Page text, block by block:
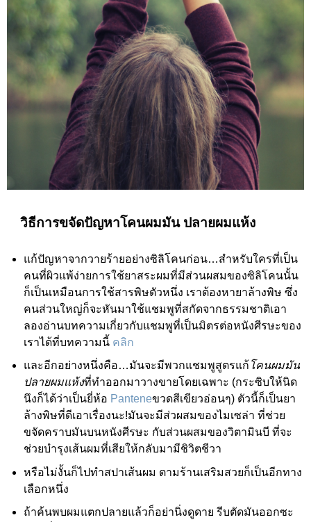
วิธีการขจัดปัญหาโคนผมมัน ปลายผมแห้ง
แก้ปัญหาจากวายร้ายอย่างซิลิโคนก่อน…สำหรับใครที่เป็น
คนที่ผิวแพ้ง่ายการใช้ยาสระผมที่มีส่วนผสมของซิลิโคนนั้น
ก็เป็นเหมือนการใช้สารพิษตัวหนึ่ง เราต้องหายาล้างพิษ ซึ่ง
คนส่วนใหญ่ก็จะหันมาใช้แชมพูที่สกัดจากธรรมชาติเอา
ลองอ่านบทความเกี่ยวกับแชมพูที่เป็นมิตรต่อหนังศีรษะของ
เราได้ที่บทความนี้ คลิก
และอีกอย่างหนึ่งคือ…มันจะมีพวกแชมพูสูตรแก้ โคนผมมัน
ปลายผมแห้งที่ทำออกมาวางขายโดยเฉพาะ (กระซิบให้นิด
นึงก็ได้ว่าเป็นยี่ห้อ Panteneขวดสีเขียวอ่อนๆ) ตัวนี้ก็เป็นยา
ล้างพิษที่ดีเอาเรื่องนะ!มันจะมีส่วผสมของไมเซล่า ที่ช่วย
ขจัดคราบมันบนหนังศีรษะ กับส่วนผสมของวิตามินบี ที่จะ
ช่วยบำรุงเส้นผมที่เสียให้กลับมามีชิวิตชีวา
หรือไม่งั้นก็ไปทำสปาเส้นผม ตามร้านเสริมสวยก็เป็นอีกทาง
เลือกหนึ่ง
ถ้าค้นพบผมแตกปลายแล้วก็อย่านิ่งดูดาย รีบตัดมันออกซะ